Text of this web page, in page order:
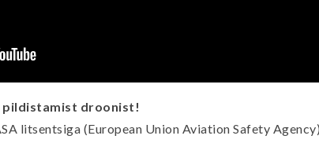
pildistamist droonist!
litsentsiga (European Union Aviation Safety